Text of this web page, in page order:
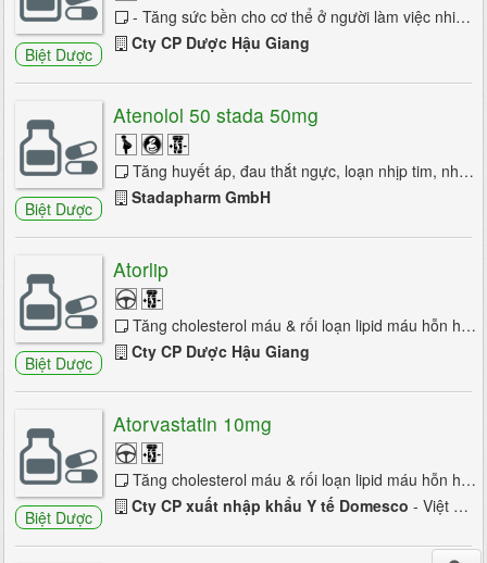
Biệt Dược
- Tăng sức bền cho cơ thể ở người làm việc nhiều, vận động viên, học sinh ôn thi, làm việc trí óc căng thẳng, bị stress. - Tăng sức đề ...
Cty CP Dược Hậu Giang
Biệt Dược
Atenolol 50 stada 50mg
Tăng huyết áp, đau thắt ngực, loạn nhịp tim, nhồi máu cơ tim cấp.
Stadapharm GmbH
Biệt Dược
Atorlip
Tăng cholesterol máu & rối loạn lipid máu hỗn hợp. Tăng triglyceride máu. Rối loạn beta - lipoprotein. Tăng cholesterol máu có yếu tố gia đình đồng ...
Cty CP Dược Hậu Giang
Biệt Dược
Atorvastatin 10mg
Tăng cholesterol máu & rối loạn lipid máu hỗn hợp. Tăng triglyceride máu. Rối loạn beta - lipoprotein. Tăng cholesterol máu có yếu tố gia đình đồng ...
Cty CP xuất nhập khẩu Y tế Domesco - Việt Nam